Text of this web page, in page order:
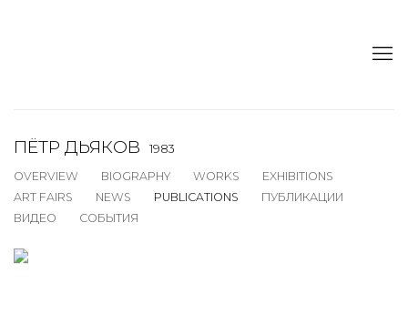
ПЁТР ДЬЯКОВ
1983
OVERVIEW
BIOGRAPHY WORKS
EXHIBITIONS
ART FAIRS
NEWS PUBLICATIONS
ПУБЛИКАЦИИ
ВИДЕО
СОБЫТИЯ